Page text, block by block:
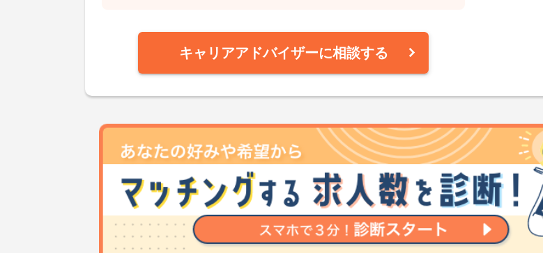
キャリアアドバイザーに相談する